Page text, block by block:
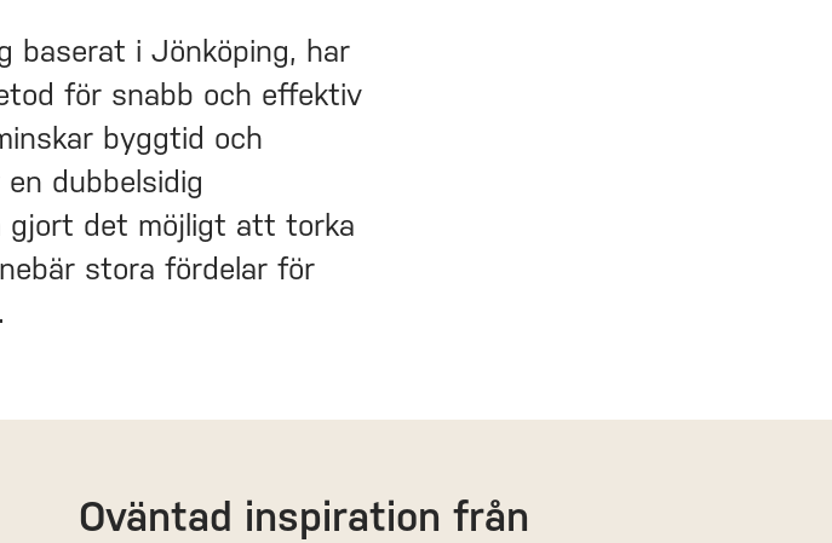
baserat i Jönköping, har
för snabb och effektiv
byggtid och
dubbelsidig
gjort det möjligt att torka
stora fördelar för
Oväntad inspiration från